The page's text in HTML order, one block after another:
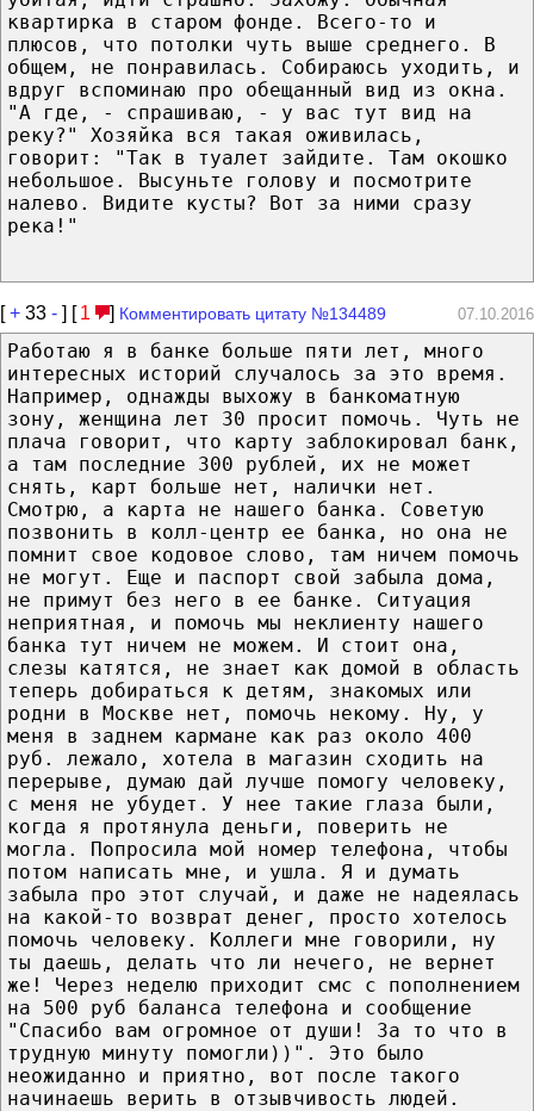
квартирка в старом фонде. Всего-то и
плюсов, что потолки чуть выше среднего. В
общем, не понравилась. Собираюсь уходить, и
вдруг вспоминаю про обещанный вид из окна.
"А где, - спрашиваю, - у вас тут вид на
реку?" Хозяйка вся такая оживилась,
говорит: "Так в туалет зайдите. Там окошко
небольшое. Высуньте голову и посмотрите
налево. Видите кусты? Вот за ними сразу
река!"
[+ 33 - ] [ 1 ] Комментировать цитату №134489 07.10.2016
Работаю я в банке больше пяти лет, много
интересных историй случалось за это время.
Например, однажды выхожу в банкоматную
зону, женщина лет 30 просит помочь. Чуть не
плача говорит, что карту заблокировал банк,
а там последние 300 рублей, их не может
снять, карт больше нет, налички нет.
Смотрю, а карта не нашего банка. Советую
позвонить в колл-центр ее банка, но она не
помнит свое кодовое слово, там ничем помочь
не могут. Еще и паспорт свой забыла дома,
не примут без него в ее банке. Ситуация
неприятная, и помочь мы неклиенту нашего
банка тут ничем не можем. И стоит она,
слезы катятся, не знает как домой в область
теперь добираться к детям, знакомых или
родни в Москве нет, помочь некому. Ну, у
меня в заднем кармане как раз около 400
руб. лежало, хотела в магазин сходить на
перерыве, думаю дай лучше помогу человеку,
с меня не убудет. У нее такие глаза были,
когда я протянула деньги, поверить не
могла. Попросила мой номер телефона, чтобы
потом написать мне, и ушла. Я и думать
забыла про этот случай, и даже не надеялась
на какой-то возврат денег, просто хотелось
помочь человеку. Коллеги мне говорили, ну
ты даешь, делать что ли нечего, не вернет
же! Через неделю приходит смс с пополнением
на 500 руб баланса телефона и сообщение
"Спасибо вам огромное от души! За то что в
трудную минуту помогли))". Это было
неожиданно и приятно, вот после такого
начинаешь верить в отзывчивость людей.